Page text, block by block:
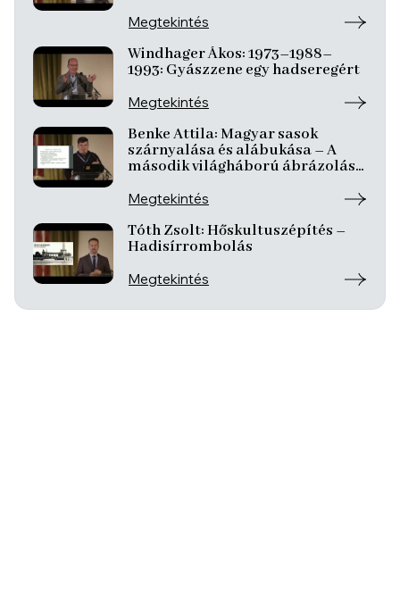
Megtekintés
Windhager Ákos: 1973–1988–
1993: Gyászzene egy hadseregért
Megtekintés
Benke Attila: Magyar sasok
szárnyalása és alábukása – A
második világháború ábrázolása
magyar filmekben
Megtekintés
Tóth Zsolt: Hőskultuszépítés –
Hadisírrombolás
Megtekintés